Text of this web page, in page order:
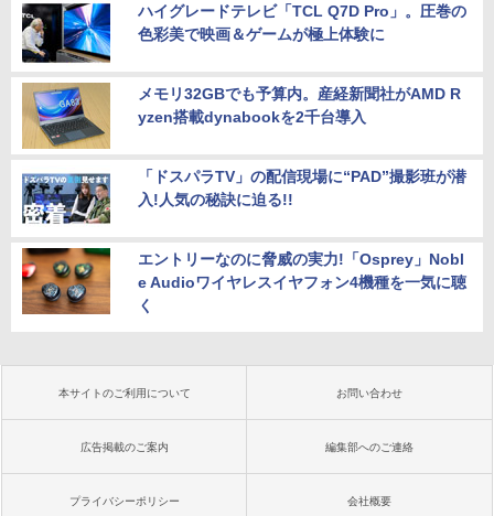
ハイグレードテレビ「TCL Q7D Pro」。圧巻の
色彩美で映画＆ゲームが極上体験に
メモリ32GBでも予算内。産経新聞社がAMD R
yzen搭載dynabookを2千台導入
「ドスパラTV」の配信現場に“PAD”撮影班が潜
入!人気の秘訣に迫る!!
エントリーなのに脅威の実力!「Osprey」Nobl
e Audioワイヤレスイヤフォン4機種を一気に聴
く
本サイトのご利用について お問い合わせ
広告掲載のご案内 編集部へのご連絡
プライバシーポリシー 会社概要